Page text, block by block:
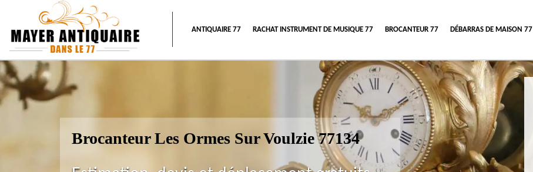
ANTIQUAIRE 77 RACHAT INSTRUMENT DE MUSIQUE 77 BROCANTEUR 77 DÉBARRAS DE MAISON 77
Brocanteur Les Ormes Sur Voulzie 77134